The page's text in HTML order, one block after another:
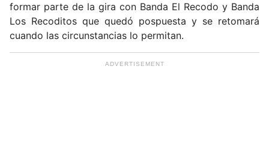
formar parte de la gira con Banda El Recodo y Banda
Los Recoditos que quedó pospuesta y se retomará
cuando las circunstancias lo permitan.